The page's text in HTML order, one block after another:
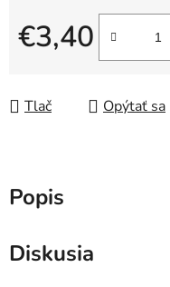
€3,40
Jednotková cena:
Tlač Opýtať sa
Popis
Diskusia